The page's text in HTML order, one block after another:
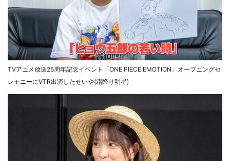
TVアニメ放送25周年記念イベント「ONE PIECE EMOTION」オープニングセ
レモニーにVTR出演したせいや(霜降り明星)